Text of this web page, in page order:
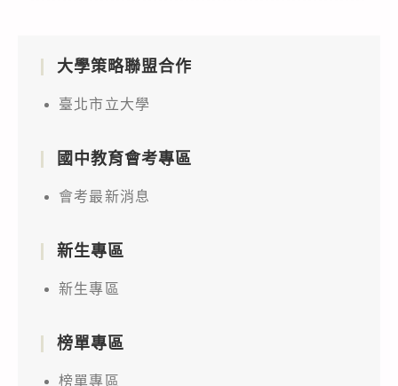
大學策略聯盟合作
臺北市立大學
國中教育會考專區
會考最新消息
新生專區
新生專區
榜單專區
榜單專區